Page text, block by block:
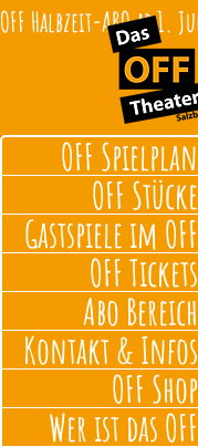
OFF Halbzeit-ABO ab
OFF Spielplan
OFF Stücke
Gastspiele im OFF
OFF Tickets
Abo Bereich
Kontakt & Infos
OFF Shop
Wer ist das OFF